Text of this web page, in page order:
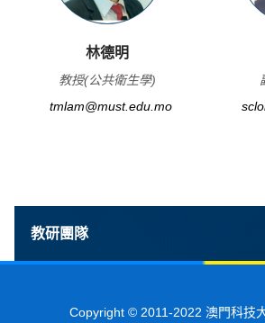
林德明
教授(公共衛生學)
tmlam@must.edu.mo
教研團隊
Copyright © 2011-2022 澳門科技